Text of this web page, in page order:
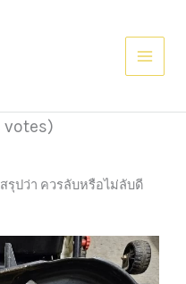
votes)
รุปว่า ควรลับหรือไม่ลับดี